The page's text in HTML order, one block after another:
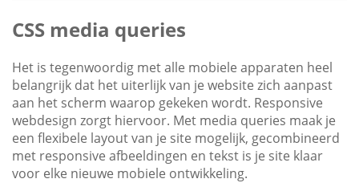
CSS media queries
Het is tegenwoordig met alle mobiele apparaten heel
belangrijk dat het uiterlijk van je website zich aanpast
aan het scherm waarop gekeken wordt. Responsive
webdesign zorgt hiervoor. Met media queries maak je
een flexibele layout van je site mogelijk, gecombineerd
met responsive afbeeldingen en tekst is je site klaar
voor elke nieuwe mobiele ontwikkeling.